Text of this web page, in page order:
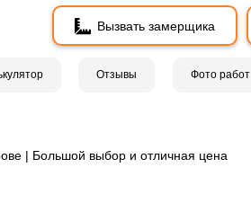
Вызвать замерщика
Отзывы Фото работ
| Большой выбор и отличная цена